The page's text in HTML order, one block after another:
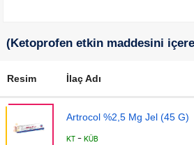
(Ketoprofen etkin maddesini
Resim İlaç Adı
Artrocol %2,5 Mg Jel (45 G)
KT - KÜB